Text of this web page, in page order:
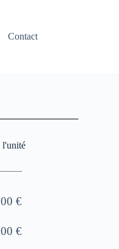
Contact
l'unité
€
€